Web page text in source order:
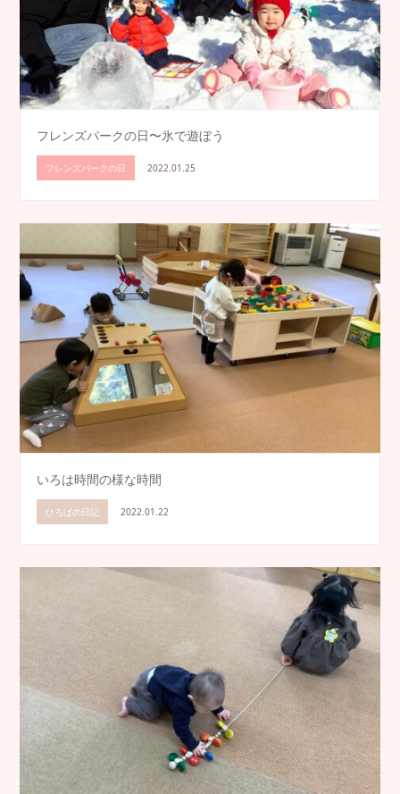
フレンズパークの日〜氷で遊ぼう
フレンズパークの日 2022.01.25
いろは時間の様な時間
ひろばの日記 2022.01.22